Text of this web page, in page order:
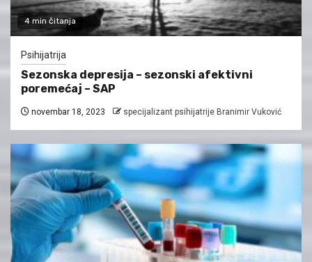
4 min čitanja
Psihijatrija
Sezonska depresija – sezonski afektivni
poremećaj – SAP
novembar 18, 2023 specijalizant psihijatrije Branimir Vuković